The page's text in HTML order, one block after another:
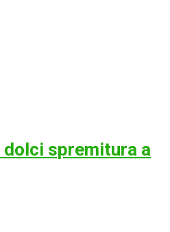
spremitura a